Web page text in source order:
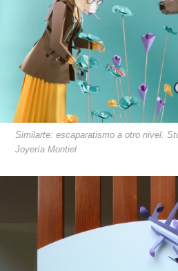
Similarte: escaparatismo a otro nivel.
Joyería Montiel